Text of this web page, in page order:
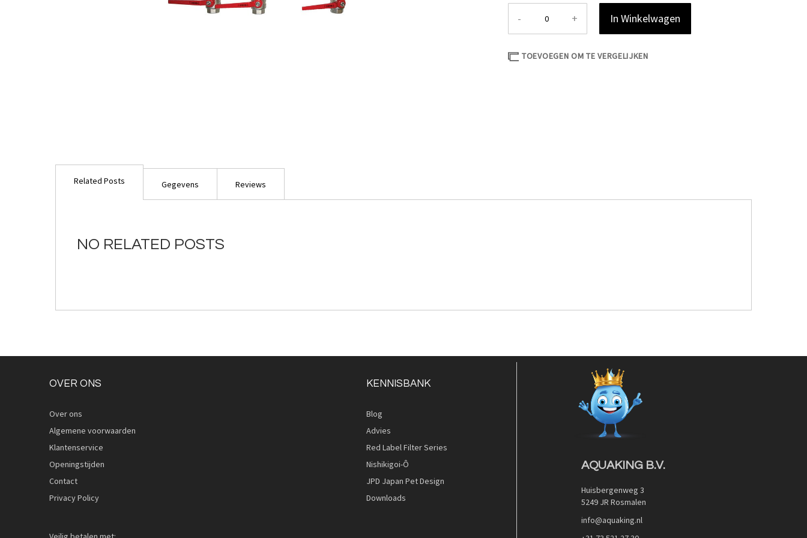
- + In Winkelwagen
TOEVOEGEN OM TE VERGELIJKEN
gallerij
Related Posts
NO RELATED POSTS
Gegevens Reviews
OVER ONS
Over ons
Algemene voorwaarden
Klantenservice
Openingstijden
Contact
Privacy Policy
KENNISBANK
Blog
Advies
Red Label Filter Series
Nishikigoi-Ô
JPD Japan Pet Design
Downloads
AQUAKING B.V.
Huisbergenweg 3
5249 JR Rosmalen
info@aquaking.nl